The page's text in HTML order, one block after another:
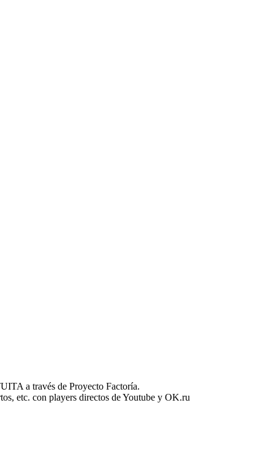
a través de Proyecto Factoría.
etc. con players directos de Youtube y OK.ru